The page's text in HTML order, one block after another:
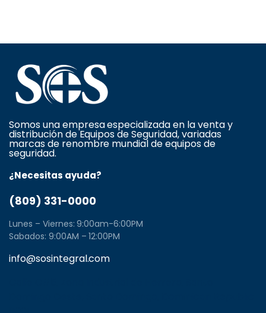
Somos una empresa especializada en la venta y
distribución de Equipos de Seguridad, variadas
marcas de renombre mundial de equipos de
seguridad.
¿Necesitas ayuda?
(809) 331-0000
Lunes – Viernes: 9:00am-6:00PM
Sabados: 9:00AM – 12:00PM
info@sosintegral.com